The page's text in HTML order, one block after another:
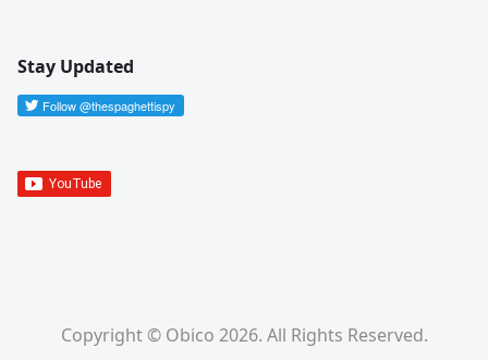
Stay Updated
Copyright © Obico 2026. All Rights Reserved.